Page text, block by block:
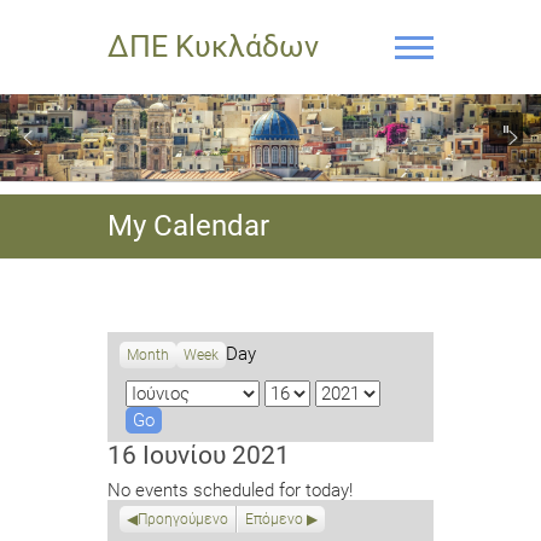
ΔΠΕ Κυκλάδων
My Calendar
Month Week Day
M
o
n
h
D
y
Y
a
16 Ιουνίου 2021
No events scheduled for today!
Προηγούμενο Επόμενο